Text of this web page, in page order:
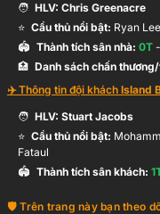
🧑 HLV: Chris Greenacre
⭐ Cầu thủ nổi bật: Ryan
🏟️ Thành tích sân nhà: 0T -
🏥 Danh sách chấn
✈️ Thông tin đội khách Island
🧑 HLV: Stuart Jacobs
⭐ Cầu thủ nổi bật:
Fataul
🏟️ Thành tích sân khách: 1
Trên trang này bạn theo